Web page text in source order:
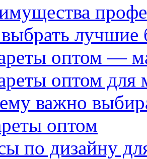
оптом —
оптом для
важно
оптом
по дизайну